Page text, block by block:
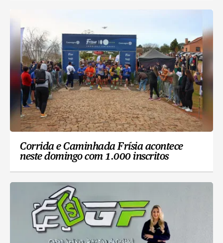
Corrida e Caminhada Frísia acontece
neste domingo com 1.000 inscritos